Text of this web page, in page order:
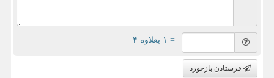
= ۱ بعلاوه ۴
فرستادن بازخورد